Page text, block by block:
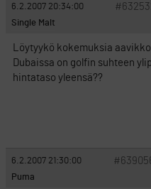
6.2.2007 20:34:00
Single Malt
Löytyykö kokemuksia
Dubaissa on golfin suhteen
hintataso yleensä??
6.2.2007 21:30:00
Puma